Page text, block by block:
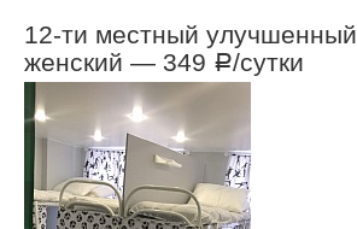
12-ти местный улучшенный
женский — 349 Р/сутки